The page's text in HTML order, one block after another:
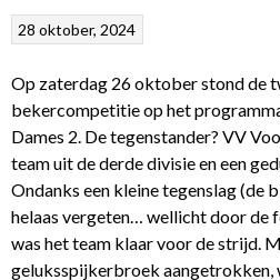
28 oktober, 2024
Op zaterdag 26 oktober stond de
bekercompetitie op het
Dames 2. De tegenstander? VV
team uit de derde divisie en een
Ondanks een kleine tegenslag (de
helaas vergeten… wellicht door de
was het team klaar voor de strijd.
geluksspijkerbroek aangetrokken,